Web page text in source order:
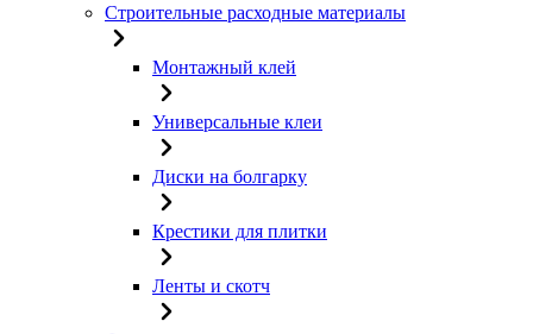
Строительные расходные материалы
Монтажный клей
Универсальные клеи
Диски на болгарку
Крестики для плитки
Ленты и скотч